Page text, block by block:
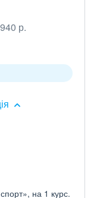
р.
на 1 курс.